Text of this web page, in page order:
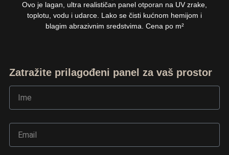
Ovo je lagan, ultra realističan panel otporan na UV zrake,
toplotu, vodu i udarce. Lako se čisti kućnom hemijom i
blagim abrazivnim sredstvima. Cena po m²
Zatražite prilagođeni panel za vaš prostor